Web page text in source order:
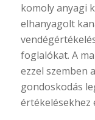
komoly anyagi
elhanyagolt
foglalókat. A
ezzel szemben
gondoskodás
értékelésekhez